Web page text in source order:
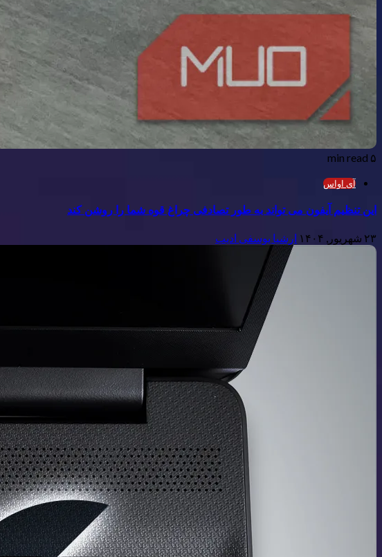
۵ min read
آی اواس
این تنظیم آیفون می تواند به طور تصادفی چراغ قوه شما را روشن کند
۲۳ شهریور, ۱۴۰۴ ارشیا یوسفی ادیب